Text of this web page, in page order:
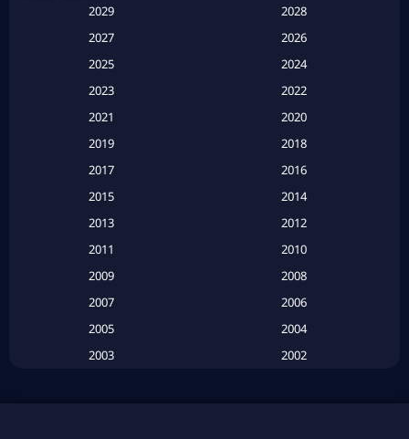
Based on a True Story สร้างจากเรื่องจริง(2)
Based on a True Story เรื่องจริง (20)
Based on a True Story เรื่องจริง (16)
2029
2028
2027
2026
2025
2024
2023
2022
2021
2020
2019
2018
2017
2016
2015
2014
2013
2012
2011
2010
2009
2008
2007
2006
2005
2004
2003
2002